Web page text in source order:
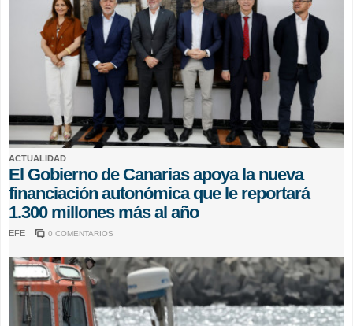
ACTUALIDAD
El Gobierno de Canarias apoya la nueva
financiación autonómica que le reportará
1.300 millones más al año
EFE 0 COMENTARIOS